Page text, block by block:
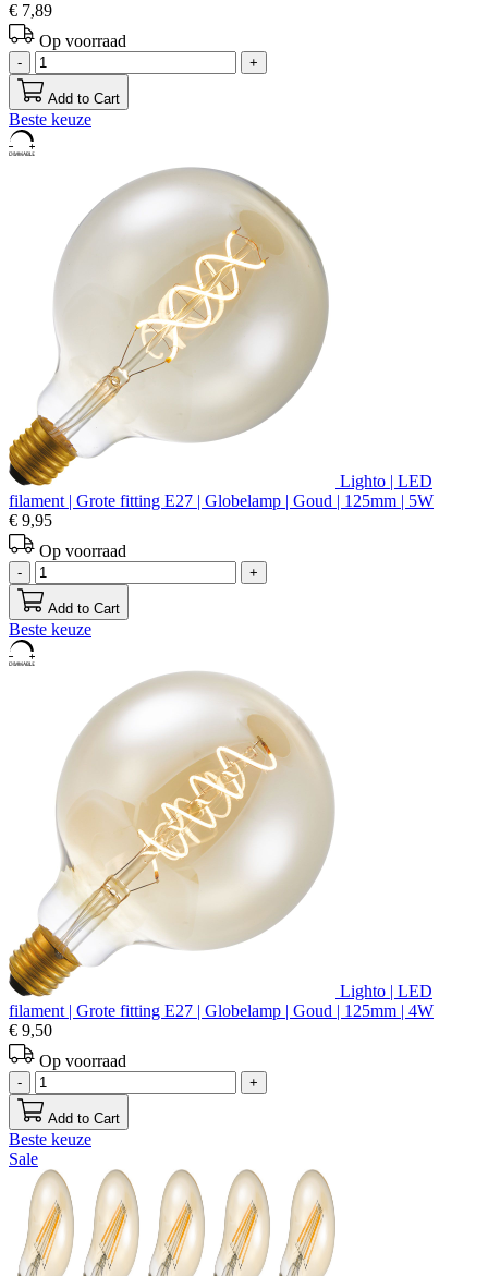
€ 7,89
Op voorraad
- +
Add to Cart
Beste keuze
Lighto | LED
filament | Grote fitting E27 | Globelamp | Goud | 125mm | 5W
€ 9,95
Op voorraad
- +
Add to Cart
Beste keuze
Lighto | LED
filament | Grote fitting E27 | Globelamp | Goud | 125mm | 4W
€ 9,50
Op voorraad
- +
Add to Cart
Beste keuze
Sale